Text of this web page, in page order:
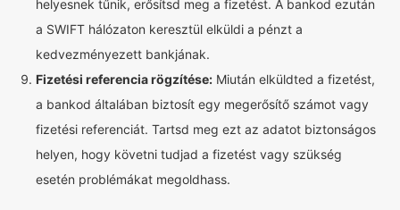
helyesnek tűnik, erősítsd meg a fizetést. A bankod ezután
a SWIFT hálózaton keresztül elküldi a pénzt a
kedvezményezett bankjának.
Fizetési referencia rögzítése: Miután elküldted a fizetést,
a bankod általában biztosít egy megerősítő számot vagy
fizetési referenciát. Tartsd meg ezt az adatot biztonságos
helyen, hogy követni tudjad a fizetést vagy szükség
esetén problémákat megoldhass.